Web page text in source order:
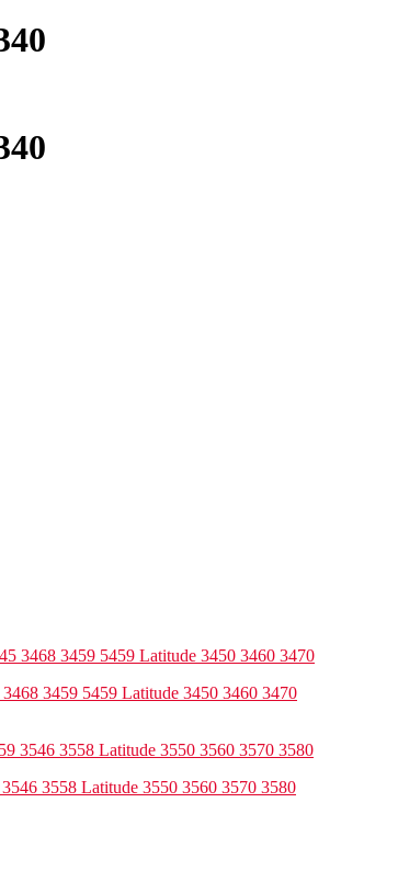
3459 5459 Latitude 3450 3460 3470
3558 Latitude 3550 3560 3570 3580